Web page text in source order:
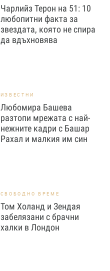
Чарлийз Терон на 51: 10
любопитни факта за
звездата, която не спира
да вдъхновява
ИЗВЕСТНИ
Любомира Башева
разтопи мрежата с най-
нежните кадри с Башар
Рахал и малкия им син
СВОБОДНО ВРЕМЕ
Том Холанд и Зендая
забелязани с брачни
халки в Лондон